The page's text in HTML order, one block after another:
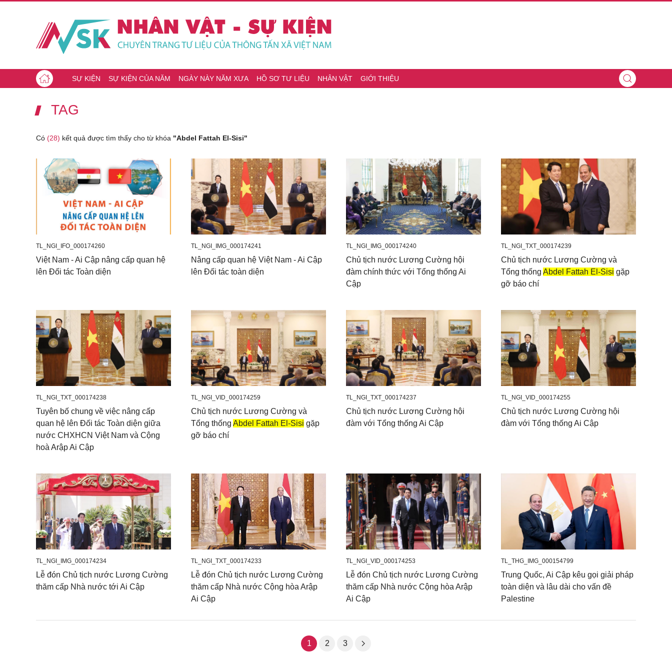
SỰ KIỆN SỰ KIỆN CỦA NĂM NGÀY NÀY NĂM XƯA HỒ SƠ TƯ LIỆU NHÂN VẬT GIỚI THIỆU
TAG
Có (28) kết quả được tìm thấy cho từ khóa "Abdel Fattah El-Sisi"
TL_NGI_IFO_000174260
Việt Nam - Ai Cập nâng cấp quan hệ
lên Đối tác Toàn diện
TL_NGI_IMG_000174241
Nâng cấp quan hệ Việt Nam - Ai Cập
lên Đối tác toàn diện
TL_NGI_IMG_000174240
Chủ tịch nước Lương Cường hội
đàm chính thức với Tổng thống Ai
Cập
TL_NGI_TXT_000174239
Chủ tịch nước Lương Cường và
Tổng thống Abdel Fattah El-Sisi gặp
gỡ báo chí
TL_NGI_TXT_000174238
Tuyên bố chung về việc nâng cấp
quan hệ lên Đối tác Toàn diện giữa
nước CHXHCN Việt Nam và Cộng
hoà Arập Ai Cập
TL_NGI_VID_000174259
Chủ tịch nước Lương Cường và
Tổng thống Abdel Fattah El-Sisi gặp
gỡ báo chí
TL_NGI_TXT_000174237
Chủ tịch nước Lương Cường hội
đàm với Tổng thống Ai Cập
TL_NGI_VID_000174255
Chủ tịch nước Lương Cường hội
đàm với Tổng thống Ai Cập
TL_NGI_IMG_000174234
Lễ đón Chủ tịch nước Lương Cường
thăm cấp Nhà nước tới Ai Cập
TL_NGI_TXT_000174233
Lễ đón Chủ tịch nước Lương Cường
thăm cấp Nhà nước Cộng hòa Arập
Ai Cập
TL_NGI_VID_000174253
Lễ đón Chủ tịch nước Lương Cường
thăm cấp Nhà nước Cộng hòa Arập
Ai Cập
TL_THG_IMG_000154799
Trung Quốc, Ai Cập kêu gọi giải pháp
toàn diện và lâu dài cho vấn đề
Palestine
1 2 3